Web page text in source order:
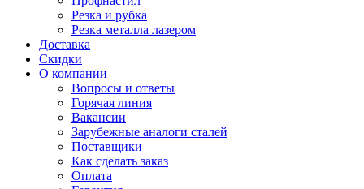
Резка и рубка
Резка металла лазером
Доставка
Скидки
О компании
Вопросы и ответы
Горячая линия
Вакансии
Зарубежные аналоги сталей
Поставщики
Как сделать заказ
Оплата